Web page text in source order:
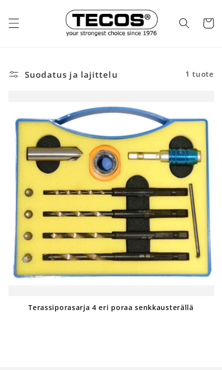
sisältöön
Suodatus ja lajittelu 1 tuote
Terassiporasarja 4 eri poraa senkkausterällä